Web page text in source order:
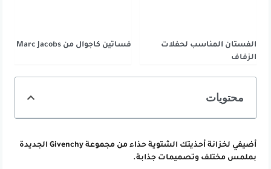
الفستان المناسب لحفلات
الزفاف
فساتين كاجوال من Marc Jacobs
محتويات
أضيفي لخزانة أحذيتك الشتوية حذاء من مجموعة Givenchy الجديدة
بملمس مختلف وتصميمات جذابة.